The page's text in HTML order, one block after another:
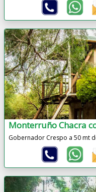
Monterruño Chacra
Gobernador Crespo a 50 mt